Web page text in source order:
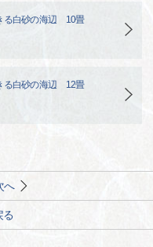
る白砂の海辺 10畳
る白砂の海辺 12畳
へ
る